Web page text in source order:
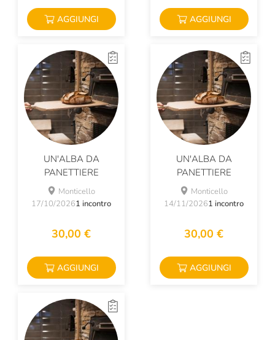
AGGIUNGI AGGIUNGI
UN'ALBA DA
PANETTIERE
Monticello
17/10/20261 incontro
30,00 €
AGGIUNGI
UN'ALBA DA
PANETTIERE
Monticello
14/11/20261 incontro
30,00 €
AGGIUNGI